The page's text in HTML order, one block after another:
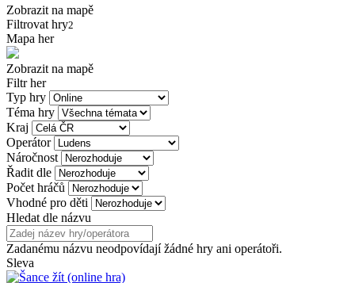
Zobrazit na mapě
Filtrovat hry2
Mapa her
Zobrazit na mapě
Filtr her
Typ hry
Téma hry
Kraj
Operátor
Náročnost
Řadit dle
Počet hráčů
Vhodné pro děti
Hledat dle názvu
Zadanému názvu neodpovídají žádné hry ani operátoři.
Sleva